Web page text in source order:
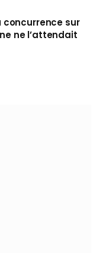
sur
ne l’attendait